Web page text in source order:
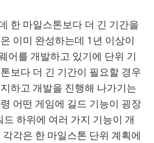
한 마일스톤보다 더 긴 기간을
이미 완성하는데 1년 이상이
어를 개발하고 있기에 단위 기
보다 더 긴 기간이 필요할 경우
하고 개발을 진행해 나가기는
어떤 게임에 길드 기능이 굉장
드 하위에 여러 가지 기능이 개
각은 한 마일스톤 단위 계획에